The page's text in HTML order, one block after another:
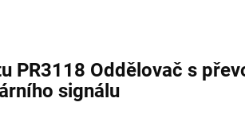
PR3118 Oddělovač s
signálu